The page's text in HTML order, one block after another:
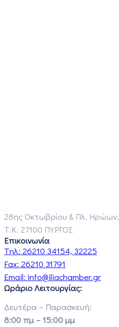
28ης Οκτωβρίου & Πλ. Ηρώων,
Τ.Κ. 27100 ΠΥΡΓΟΣ
Επικοινωνία
Τηλ: 26210 34154, 32225
Fax: 26210 31791
Email: info@iliachamber.gr
Ωράριο Λειτουργίας:
Δευτέρα – Παρασκευή:
8:00 πμ – 15:00 μμ